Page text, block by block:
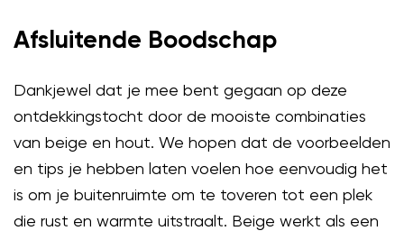
Afsluitende Boodschap
Dankjewel dat je mee bent gegaan op deze
ontdekkingstocht door de mooiste combinaties
van beige en hout. We hopen dat de voorbeelden
en tips je hebben laten voelen hoe eenvoudig het
is om je buitenruimte om te toveren tot een plek
die rust en warmte uitstraalt. Beige werkt als een